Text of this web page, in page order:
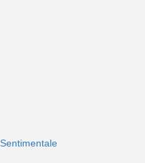
Sentimentale